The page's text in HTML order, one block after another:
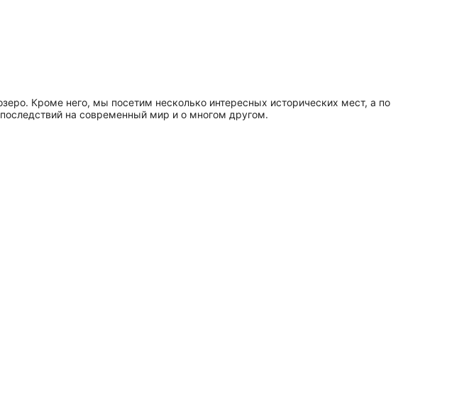
Кроме него, мы посетим несколько интересных исторических мест, а по
на современный мир и о многом другом.